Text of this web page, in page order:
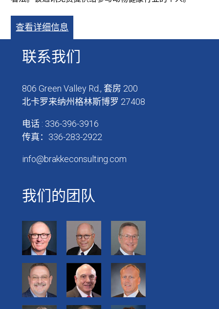
查看详细信息
联系我们
806 Green Valley Rd., 套房 200
北卡罗来纳州格林斯博罗 27408
电话 : 336-396-3916
传真：336-283-2922
info@brakkeconsulting.com
我们的团队